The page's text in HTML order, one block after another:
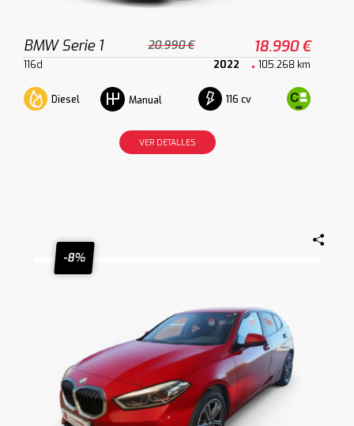
BMW Serie 1 20.990 € 18.990 €
116d 2022 105.268 km
Diesel Manual 116 cv
VER DETALLES
-8%